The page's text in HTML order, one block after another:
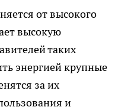
от высокого
высокую
таких
энергией крупные
за их
и